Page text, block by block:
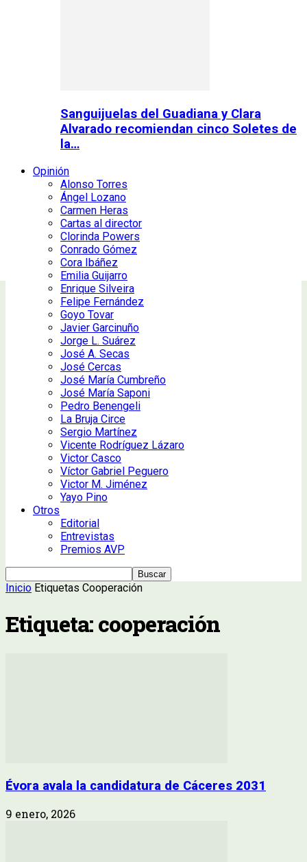
Sanguijuelas del Guadiana y Clara
Alvarado recomiendan cinco Soletes de
la…
Opinión
Alonso Torres
Ángel Lozano
Carmen Heras
Cartas al director
Clorinda Powers
Conrado Gómez
Cora Ibáñez
Emilia Guijarro
Enrique Silveira
Felipe Fernández
Goyo Tovar
Javier Garcinuño
Jorge L. Suárez
José A. Secas
José Cercas
José María Cumbreño
José María Saponi
Pedro Benengeli
La Bruja Circe
Sergio Martínez
Vicente Rodríguez Lázaro
Victor Casco
Víctor Gabriel Peguero
Victor M. Jiménez
Yayo Pino
Otros
Editorial
Entrevistas
Premios AVP
Inicio Etiquetas Cooperación
Etiqueta: cooperación
Évora avala la candidatura de Cáceres 2031
9 enero, 2026